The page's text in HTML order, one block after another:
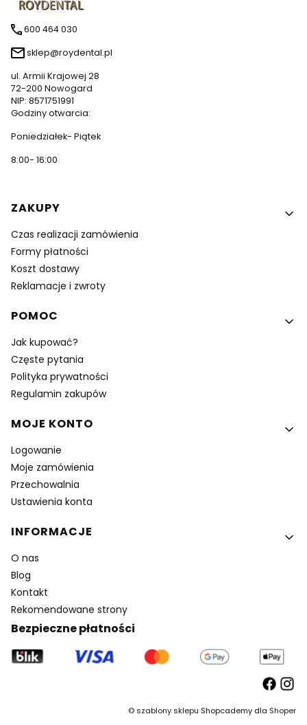
600 464 030
sklep@roydental.pl
ul. Armii Krajowej 28
72-200 Nowogard
NIP: 8571751991
Godziny otwarcia:
Poniedziałek- Piątek
8:00- 16:00
Linki w stopce
ZAKUPY
Czas realizacji zamówienia
Formy płatności
Koszt dostawy
Reklamacje i zwroty
POMOC
Jak kupować?
Częste pytania
Polityka prywatności
Regulamin zakupów
MOJE KONTO
Logowanie
Moje zamówienia
Przechowalnia
Ustawienia konta
INFORMACJE
O nas
Blog
Kontakt
Rekomendowane strony
Bezpieczne płatności
©szablony sklepu Shopcademy dla Shoper